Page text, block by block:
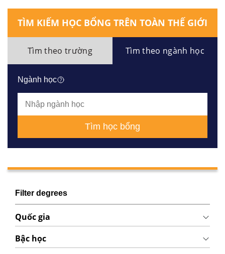
TÌM KIẾM HỌC BỔNG TRÊN TOÀN THẾ GIỚI
Tìm theo trường Tìm theo ngành học
Ngành học
Tìm học bổng
Filter degrees
Quốc gia
Bậc học